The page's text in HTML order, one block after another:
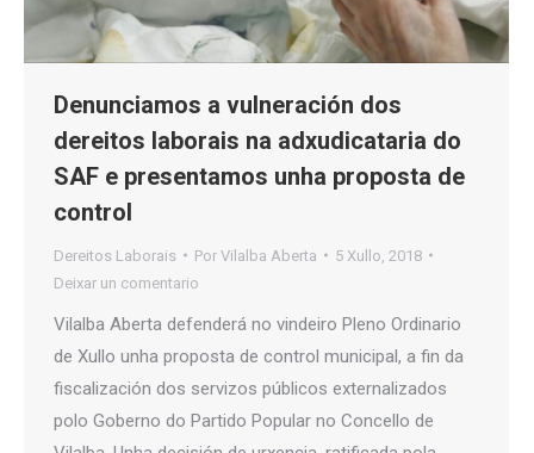
Denunciamos a vulneración dos
dereitos laborais na adxudicataria do
SAF e presentamos unha proposta de
control
Dereitos Laborais Por Vilalba Aberta
5 Xullo, 2018
Deixar un comentario
Vilalba Aberta defenderá no vindeiro Pleno Ordinario
de Xullo unha proposta de control municipal, a fin da
fiscalización dos servizos públicos externalizados
polo Goberno do Partido Popular no Concello de